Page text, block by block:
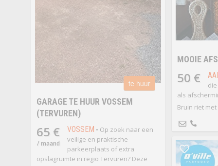
te huur
GARAGE TE HUUR VOSSEM
(TERVUREN)
65 €
/ maand
VOSSEM • Op zoek naar een
veilige en praktische
parkeerplaats of extra
opslagruimte in regio Tervuren? Deze
MOOIE
50 €
als
Bruin riet met